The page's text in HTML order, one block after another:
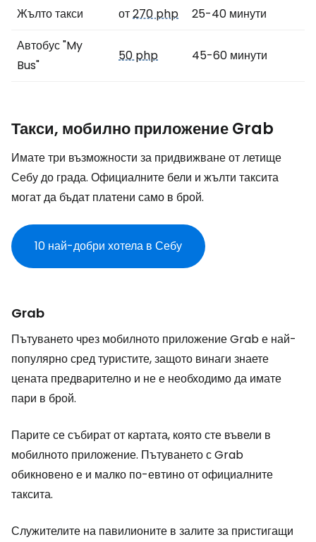
Жълто такси
от270 php
25-40 минути
Автобус "My
Bus"
50 php 45-60 минути
Такси, мобилно приложение Grab
Имате три възможности за придвижване от летище
Себу до града. Официалните бели и жълти таксита
могат да бъдат платени само в брой.
10 най-добри хотела в Себу
Grab
Пътуването чрез мобилното приложение Grab е най-
популярно сред туристите, защото винаги знаете
цената предварително и не е необходимо да имате
пари в брой.
Парите се събират от картата, която сте въвели в
мобилното приложение. Пътуването с Grab
обикновено е и малко по-евтино от официалните
таксита.
Служителите на павилионите в залите за пристигащи